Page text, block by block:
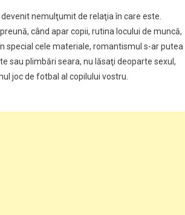
nemulţumit de relaţia în care este.
când apar copii, rutina locului de muncă,
special cele materiale, romantismul s-ar putea
sau plimbări seara, nu lăsaţi deoparte sexul,
joc de fotbal al copilului vostru.